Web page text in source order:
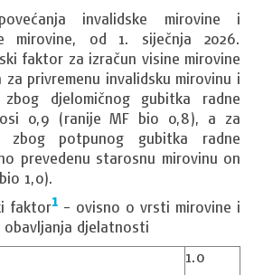
invalidske mirovine i
mirovine, od 1. siječnja 2026.
faktor za izračun visine mirovine
za privremenu invalidsku mirovinu i
zbog djelomičnog gubitka radne
0,9 (ranije MF bio 0,8), a za
zbog potpunog gubitka radne
prevedenu starosnu mirovinu on
1,0).
faktor1– ovisno o vrsti mirovine i
djelatnosti
1.0